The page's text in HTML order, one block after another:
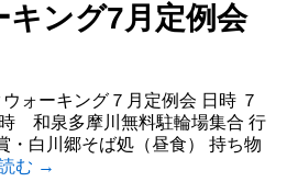
ング7月定例会
ォーキング７月定例会 日時 ７
和泉多摩川無料駐輪場集合 行
・白川郷そば処（昼食） 持ち物
む →